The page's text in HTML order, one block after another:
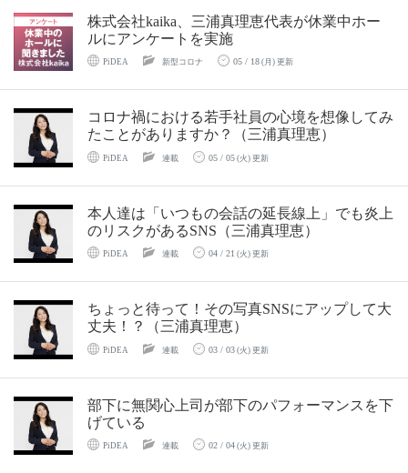
株式会社kaika、三浦真理恵代表が休業中ホー
ルにアンケートを実施
PiDEA 新型コロナ 05 / 18(月) 更新
コロナ禍における若手社員の心境を想像してみ
たことがありますか？（三浦真理恵）
PiDEA 連載 05 / 05(火) 更新
本人達は「いつもの会話の延長線上」でも炎上
のリスクがあるSNS（三浦真理恵）
PiDEA 連載 04 / 21 (火) 更新
ちょっと待って！その写真SNSにアップして大
丈夫！？（三浦真理恵）
PiDEA 連載 03 / 03(火) 更新
部下に無関心上司が部下のパフォーマンスを下
げている
PiDEA 連載 02 / 04(火) 更新